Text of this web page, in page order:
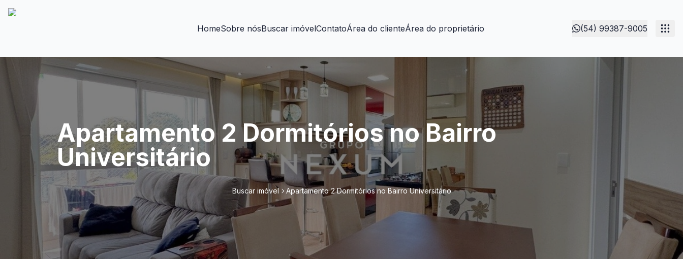
HomeSobre nósBuscar imóvelContatoÁrea do clienteÁrea do proprietário (54) 99387-9005
Apartamento 2 Dormitórios no Bairro
Universitário
Buscar imóvel Apartamento 2 Dormitórios no Bairro Universitário